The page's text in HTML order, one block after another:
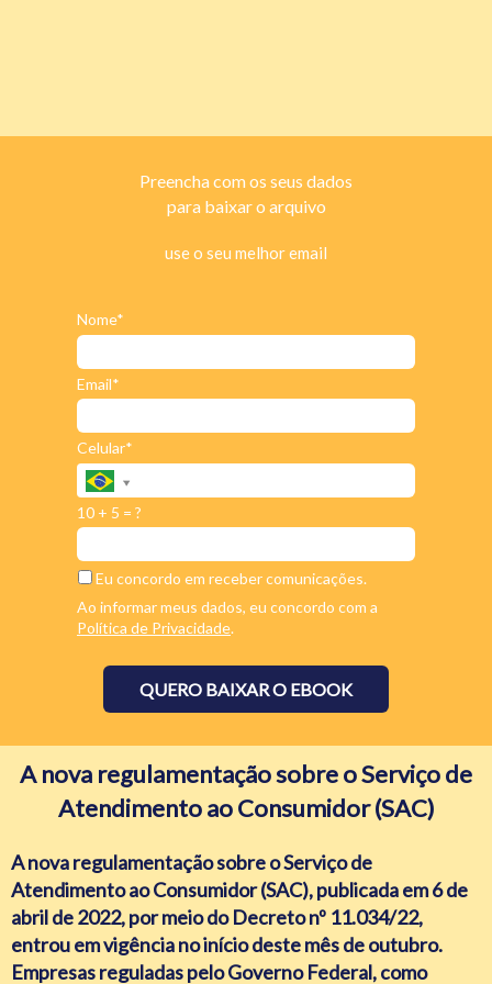
Preencha com os seus dados
para baixar o arquivo
use o seu melhor email
Nome*
Email*
Celular*
10 + 5 = ?
Eu concordo em receber comunicações.
Ao informar meus dados, eu concordo com a
Política de Privacidade.
QUERO BAIXAR O EBOOK
A nova regulamentação sobre o Serviço de
Atendimento ao Consumidor (SAC)
A nova regulamentação sobre o Serviço de
Atendimento ao Consumidor (SAC), publicada em 6 de
abril de 2022, por meio do Decreto nº 11.034/22,
entrou em vigência no início deste mês de outubro.
Empresas reguladas pelo Governo Federal, como